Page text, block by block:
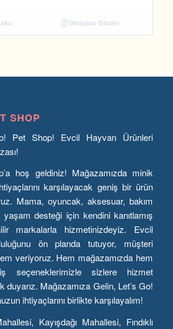
oku Detayları Göster
SHOP
Pet Shop! Evcil Hayvan Ürünleri
hoş geldiniz! Mağazamızda minik
karşılayacak geniş bir ürün
Mama, oyuncak, aksesuar, bakım
yaşam desteği için kendini kanıtlamış
markalarla hizmetinizdeyiz. Evcil
ön planda tutuyor, müşteri
veriyoruz. Hem mağazamızda hem
seçeneklerimizle sizlere hizmet
duyarız. Mağazamıza Gelin, Let’s Go!
ihtiyaçlarını birlikte karşılayalım!
Kayışdağı Mahallesi, Fındıklı